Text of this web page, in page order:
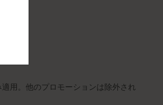
用。他のプロモーションは除外され